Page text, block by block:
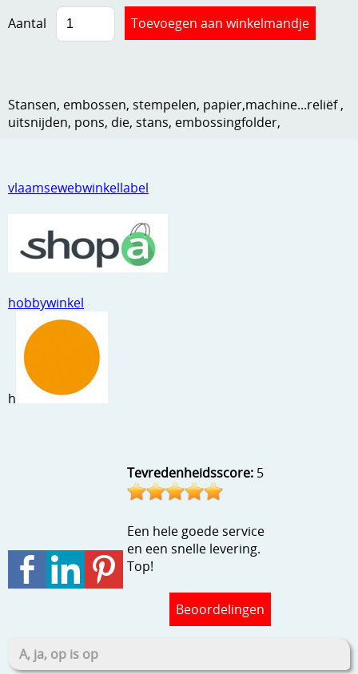
Knipvellen
Leuke versieringen
Netjes opbergen
Snijmaterialen
Speciaal papier
Stans machine en embossing machines
Stempels en zo
Template, mask, stencils, grids
Wat nog, een creatief kijkje
vlaamsewebwinkellabel
hobbywinkel
h
Tevredenheidsscore: 5
Een hele goede service
en een snelle levering.
Top!
Beoordelingen
A, ja, op is op
Aantal
Stansen, embossen, stempelen, papier,machine...reliëf ,
uitsnijden, pons, die, stans, embossingfolder,